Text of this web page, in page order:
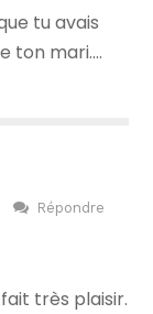
tu avais
ton mari….
Répondre
très plaisir.